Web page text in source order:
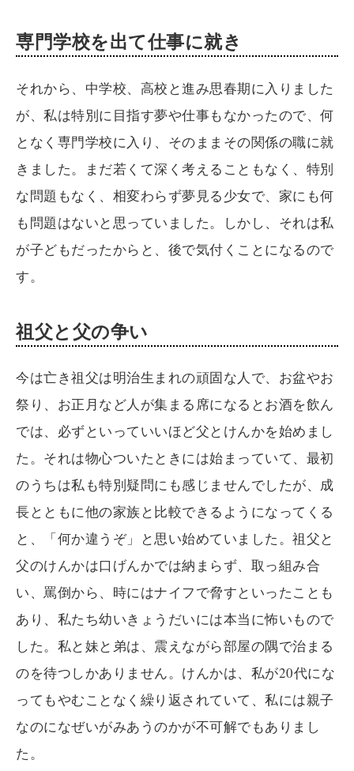
専門学校を出て仕事に就き
それから、中学校、高校と進み思春期に入りました
が、私は特別に目指す夢や仕事もなかったので、何
となく専門学校に入り、そのままその関係の職に就
きました。まだ若くて深く考えることもなく、特別
な問題もなく、相変わらず夢見る少女で、家にも何
も問題はないと思っていました。しかし、それは私
が子どもだったからと、後で気付くことになるので
す。
祖父と父の争い
今は亡き祖父は明治生まれの頑固な人で、お盆やお
祭り、お正月など人が集まる席になるとお酒を飲ん
では、必ずといっていいほど父とけんかを始めまし
た。それは物心ついたときには始まっていて、最初
のうちは私も特別疑問にも感じませんでしたが、成
長とともに他の家族と比較できるようになってくる
と、「何か違うぞ」と思い始めていました。祖父と
父のけんかは口げんかでは納まらず、取っ組み合
い、罵倒から、時にはナイフで脅すといったことも
あり、私たち幼いきょうだいには本当に怖いもので
した。私と妹と弟は、震えながら部屋の隅で治まる
のを待つしかありません。けんかは、私が20代にな
ってもやむことなく繰り返されていて、私には親子
なのになぜいがみあうのかが不可解でもありまし
た。